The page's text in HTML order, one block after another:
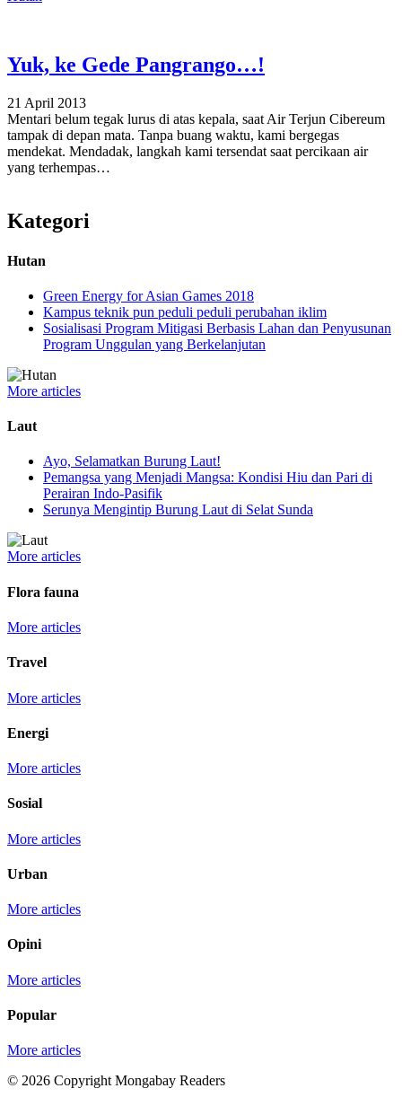
Yuk, ke Gede Pangrango…!
21 April 2013
Mentari belum tegak lurus di atas kepala, saat Air Terjun Cibereum
tampak di depan mata. Tanpa buang waktu, kami bergegas
mendekat. Mendadak, langkah kami tersendat saat percikaan air
yang terhempas…
Kategori
Hutan
Green Energy for Asian Games 2018
Kampus teknik pun peduli peduli perubahan iklim
Sosialisasi Program Mitigasi Berbasis Lahan dan Penyusunan
Program Unggulan yang Berkelanjutan
More articles
Laut
Ayo, Selamatkan Burung Laut!
Pemangsa yang Menjadi Mangsa: Kondisi Hiu dan Pari di
Perairan Indo-Pasifik
Serunya Mengintip Burung Laut di Selat Sunda
More articles
Flora fauna
More articles
Travel
More articles
Energi
More articles
Sosial
More articles
Urban
More articles
Opini
More articles
Popular
More articles
© 2026 Copyright Mongabay Readers